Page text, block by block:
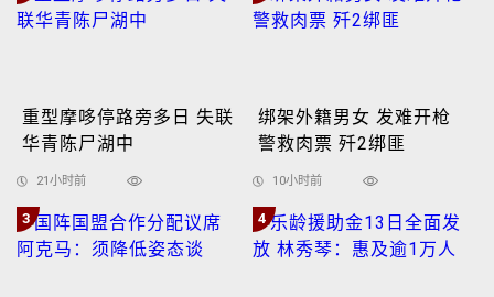
重型摩哆停路旁多日 失联
华青陈尸湖中
21小时前
绑架外籍男女 发难开枪
警救肉票 歼2绑匪
10小时前
3 4